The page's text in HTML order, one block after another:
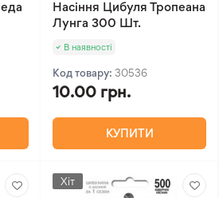
Насіння Цибуля Тропеана
Лунга 300 Шт.
В наявності
Код товару: 30536
10.00 грн.
КУПИТИ
Хіт